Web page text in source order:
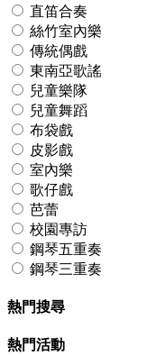
直笛合奏
絲竹室內樂
傳統偶戲
東南亞歌謠
兒童樂隊
兒童舞蹈
布袋戲
皮影戲
室內樂
歌仔戲
芭蕾
校園專訪
鋼琴五重奏
鋼琴三重奏
熱門搜尋
熱門活動